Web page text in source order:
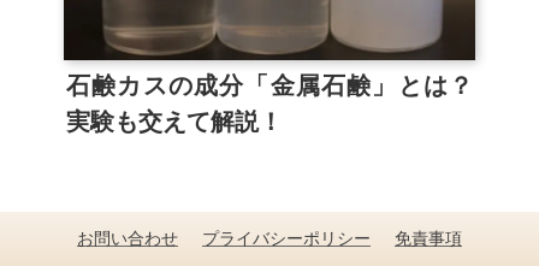
石鹸カスの成分「金属石鹸」とは？
実験も交えて解説！
お問い合わせ プライバシーポリシー 免責事項